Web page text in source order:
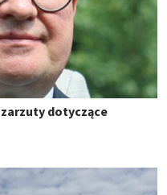
zarzuty dotyczące